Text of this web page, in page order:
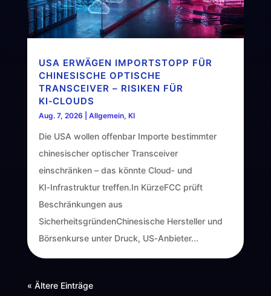
USA ERWÄGEN IMPORTSTOPP FÜR
CHINESISCHE OPTISCHE
TRANSCEIVER – RISIKEN FÜR
KI‑CLOUDS
Aug. 7, 2026 Allgemein, KI
Die USA wollen offenbar Importe bestimmter
chinesischer optischer Transceiver
einschränken – das könnte Cloud‑ und
KI‑Infrastruktur treffen.In KürzeFCC prüft
Beschränkungen aus
SicherheitsgründenChinesische Hersteller und
Börsenkurse unter Druck, US‑Anbieter...
« Ältere Einträge